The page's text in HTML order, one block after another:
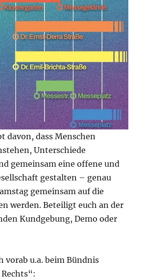
davon, dass Menschen
Unterschiede
gemeinsam eine offene und
gestalten – genau
gemeinsam auf die
werden. Beteiligt euch an der
Kundgebung, Demo oder
vorab u.a. beim Bündnis
Rechts“: